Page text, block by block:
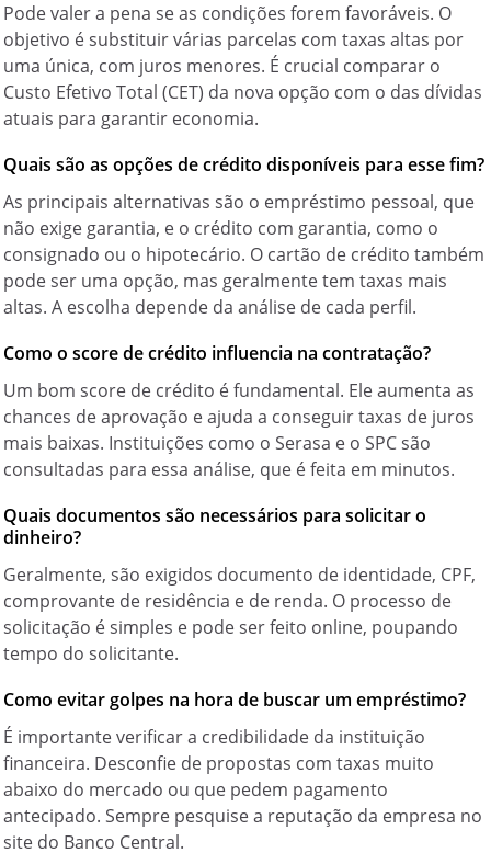
Pode valer a pena se as condições forem favoráveis. O
objetivo é substituir várias parcelas com taxas altas por
uma única, com juros menores. É crucial comparar o
Custo Efetivo Total (CET) da nova opção com o das dívidas
atuais para garantir economia.
Quais são as opções de crédito disponíveis para esse fim?
As principais alternativas são o empréstimo pessoal, que
não exige garantia, e o crédito com garantia, como o
consignado ou o hipotecário. O cartão de crédito também
pode ser uma opção, mas geralmente tem taxas mais
altas. A escolha depende da análise de cada perfil.
Como o score de crédito influencia na contratação?
Um bom score de crédito é fundamental. Ele aumenta as
chances de aprovação e ajuda a conseguir taxas de juros
mais baixas. Instituições como o Serasa e o SPC são
consultadas para essa análise, que é feita em minutos.
Quais documentos são necessários para solicitar o
dinheiro?
Geralmente, são exigidos documento de identidade, CPF,
comprovante de residência e de renda. O processo de
solicitação é simples e pode ser feito online, poupando
tempo do solicitante.
Como evitar golpes na hora de buscar um empréstimo?
É importante verificar a credibilidade da instituição
financeira. Desconfie de propostas com taxas muito
abaixo do mercado ou que pedem pagamento
antecipado. Sempre pesquise a reputação da empresa no
site do Banco Central.